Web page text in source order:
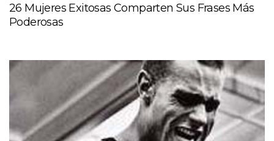
26 Mujeres Exitosas Comparten Sus Frases Más
Poderosas